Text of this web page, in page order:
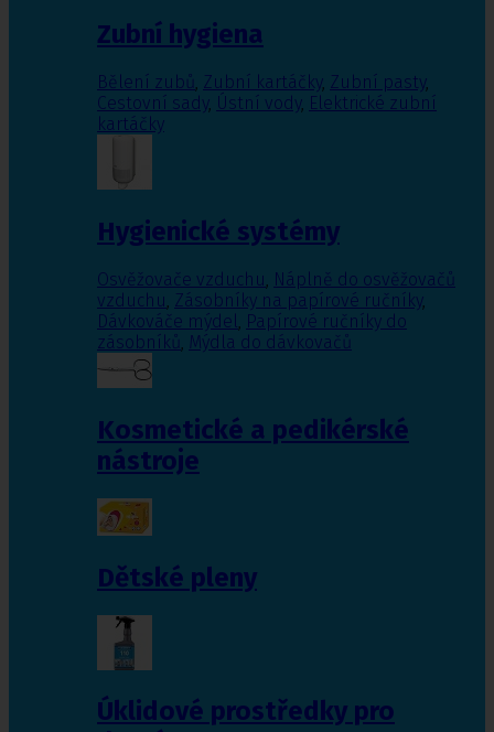
Zubní hygiena
Bělení zubů, Zubní kartáčky, Zubní pasty,
Cestovní sady, Ústní vody, Elektrické zubní
kartáčky
Hygienické systémy
Osvěžovače vzduchu, Náplně do osvěžovačů
vzduchu, Zásobníky na papírové ručníky,
Dávkováče mýdel, Papírové ručníky do
zásobníků, Mýdla do dávkovačů
Kosmetické a pedikérské
nástroje
Dětské pleny
Úklidové prostředky pro